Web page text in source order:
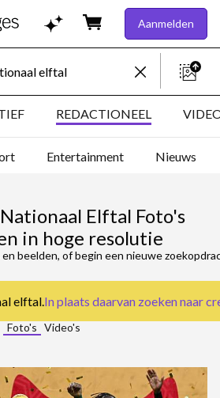
Aanmelden
REDACTIONEEL
Entertainment Nieuws
Elftal Foto's
in hoge resolutie
beelden, of begin een nieuwe
elftal. In plaats daarvan zoeken naar
Foto's Video's